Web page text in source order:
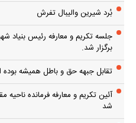
بُرد شیرین والیبال تفرش
جلسه تکریم و معارفه رئیس بنیاد
برگزار شد.
تقابل جبهه حق و باطل همیشه
آئین تکریم و معارفه فرمانده
شد